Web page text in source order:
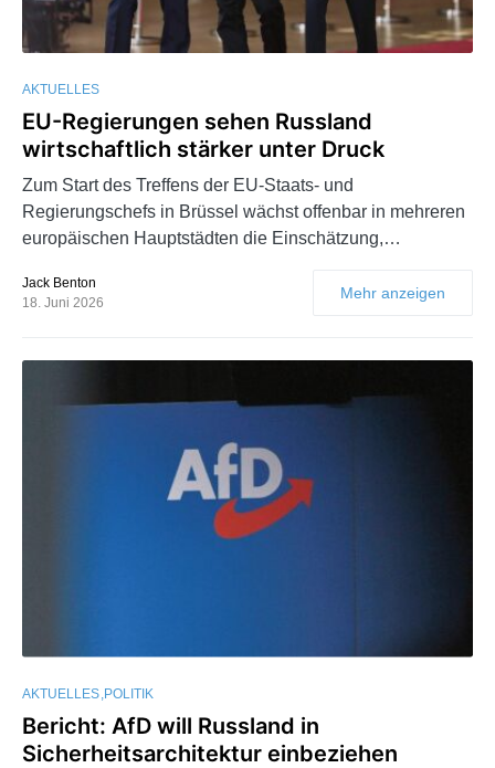
AKTUELLES
EU-Regierungen sehen Russland
wirtschaftlich stärker unter Druck
Zum Start des Treffens der EU-Staats- und
Regierungschefs in Brüssel wächst offenbar in mehreren
europäischen Hauptstädten die Einschätzung,…
Jack Benton
18. Juni 2026
Mehr anzeigen
AKTUELLES POLITIK
Bericht: AfD will Russland in
Sicherheitsarchitektur einbeziehen